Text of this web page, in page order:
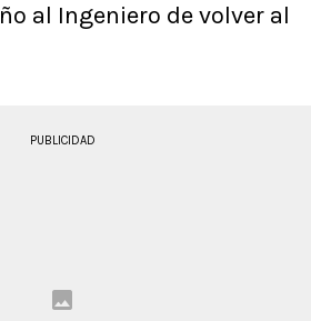
al Ingeniero de volver al
PUBLICIDAD